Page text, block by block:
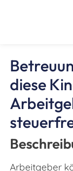
diese
Arbeitgeber